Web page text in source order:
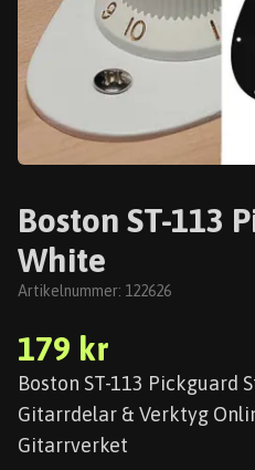
Boston ST-113
White
Artikelnummer: 122626
179 kr
Boston ST-113 Pickguard
Gitarrdelar & Verktyg
Gitarrverket